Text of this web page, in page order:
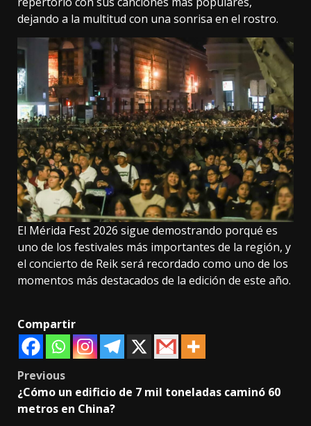
dejando a la multitud con una sonrisa en el rostro.
El Mérida Fest 2026 sigue demostrando porqué es
uno de los festivales más importantes de la región, y
el concierto de Reik será recordado como uno de los
momentos más destacados de la edición de este año.
Compartir
Post
navigation
Previous
¿Cómo un edificio de 7 mil toneladas caminó 60
metros en China?